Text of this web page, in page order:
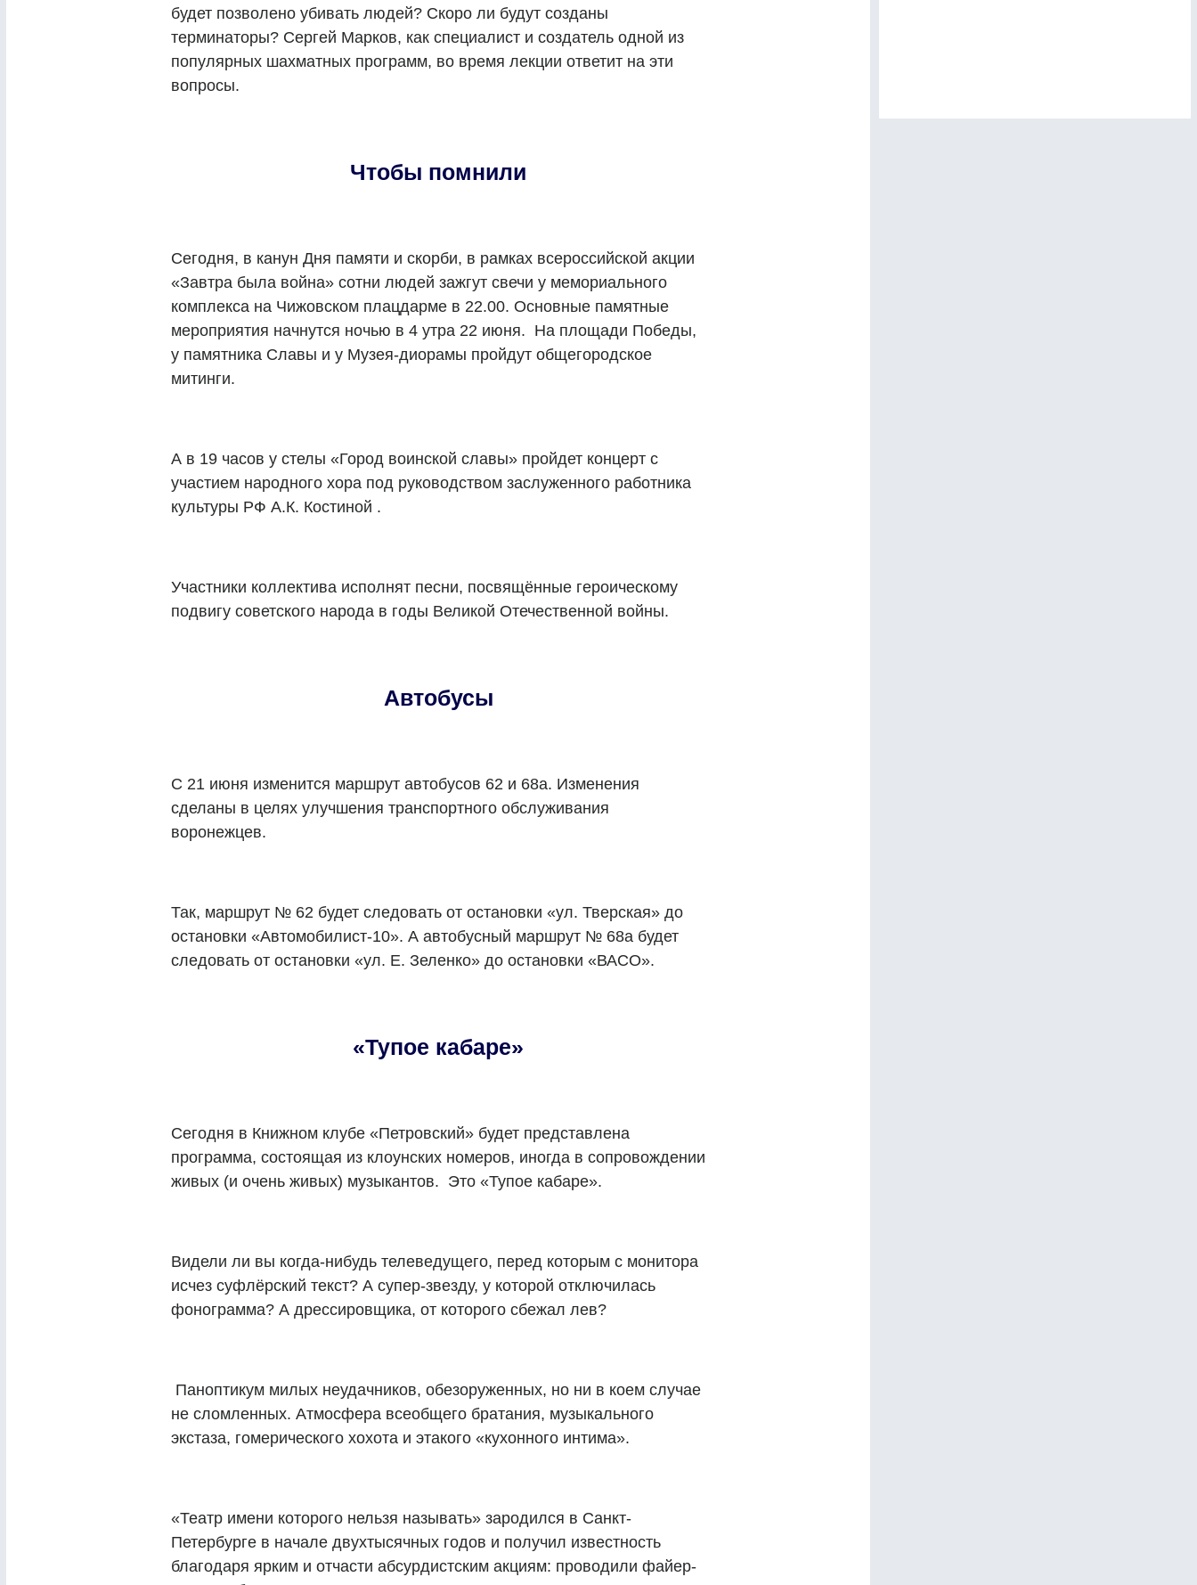
будет позволено убивать людей? Скоро ли будут созданы
терминаторы? Сергей Марков, как специалист и создатель одной из
популярных шахматных программ, во время лекции ответит на эти
вопросы.
Чтобы помнили
Сегодня, в канун Дня памяти и скорби, в рамках всероссийской акции
«Завтра была война» сотни людей зажгут свечи у мемориального
комплекса на Чижовском плацдарме в 22.00. Основные памятные
мероприятия начнутся ночью в 4 утра 22 июня. На площади Победы,
у памятника Славы и у Музея-диорамы пройдут общегородское
митинги.
А в 19 часов у стелы «Город воинской славы» пройдет концерт с
участием народного хора под руководством заслуженного работника
культуры РФ А.К. Костиной .
Участники коллектива исполнят песни, посвящённые героическому
подвигу советского народа в годы Великой Отечественной войны.
Автобусы
С 21 июня изменится маршрут автобусов 62 и 68а. Изменения
сделаны в целях улучшения транспортного обслуживания
воронежцев.
Так, маршрут № 62 будет следовать от остановки «ул. Тверская» до
остановки «Автомобилист-10». А автобусный маршрут № 68а будет
следовать от остановки «ул. Е. Зеленко» до остановки «ВАСО».
«Тупое кабаре»
Сегодня в Книжном клубе «Петровский» будет представлена
программа, состоящая из клоунских номеров, иногда в сопровождении
живых (и очень живых) музыкантов. Это «Тупое кабаре».
Видели ли вы когда-нибудь телеведущего, перед которым с монитора
исчез суфлёрский текст? А супер-звезду, у которой отключилась
фонограмма? А дрессировщика, от которого сбежал лев?
Паноптикум милых неудачников, обезоруженных, но ни в коем случае
не сломленных. Атмосфера всеобщего братания, музыкального
экстаза, гомерического хохота и этакого «кухонного интима».
«Театр имени которого нельзя называть» зародился в Санкт-
Петербурге в начале двухтысячных годов и получил известность
благодаря ярким и отчасти абсурдистским акциям: проводили файер-